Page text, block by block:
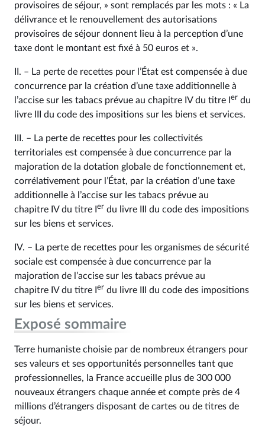
provisoires de séjour, » sont remplacés par les mots : « La
délivrance et le renouvellement des autorisations
provisoires de séjour donnent lieu à la perception d’une
taxe dont le montant est fixé à 50 euros et ».
II. – La perte de recettes pour l’État est compensée à due
concurrence par la création d’une taxe additionnelle à
l’accise sur les tabacs prévue au chapitre IV du titre I er du
livre III du code des impositions sur les biens et services.
III. – La perte de recettes pour les collectivités
territoriales est compensée à due concurrence par la
majoration de la dotation globale de fonctionnement et,
corrélativement pour l’État, par la création d’une taxe
additionnelle à l’accise sur les tabacs prévue au
chapitre IV du titre I er du livre III du code des impositions
sur les biens et services.
IV. – La perte de recettes pour les organismes de sécurité
sociale est compensée à due concurrence par la
majoration de l’accise sur les tabacs prévue au
chapitre IV du titre I er du livre III du code des impositions
sur les biens et services.
Exposé sommaire
Terre humaniste choisie par de nombreux étrangers pour
ses valeurs et ses opportunités personnelles tant que
professionnelles, la France accueille plus de 300 000
nouveaux étrangers chaque année et compte près de 4
millions d’étrangers disposant de cartes ou de titres de
séjour.